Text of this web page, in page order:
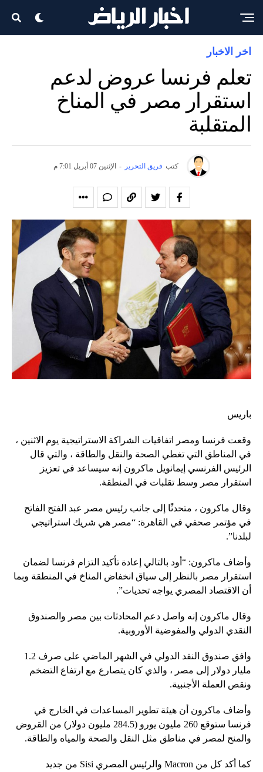
اخر الاخبار
تعلم فرنسا عروض لدعم
استقرار مصر في المناخ
المتقلبة
كتب فريق التحرير - الإثنين 07 أبريل 7:01 م
باريس
وقعت فرنسا ومصر اتفاقيات الشراكة الاستراتيجية يوم الاثنين ،
في المناطق التي تغطي الصحة والنقل والطاقة ، والتي قال
الرئيس الفرنسي إيمانويل ماكرون إنه سيساعد في تعزيز
استقرار مصر وسط تقلبات في المنطقة.
وقال ماكرون ، متحدثًا إلى جانب رئيس مصر عبد الفتح الفاتح
في مؤتمر صحفي في القاهرة: “مصر هي شريك استراتيجي
لبلدنا”.
وأضاف ماكرون: “أود بالتالي إعادة تأكيد التزام فرنسا لضمان
استقرار مصر بالنظر إلى سياق انخفاض المناخ في المنطقة وبما
أن الاقتصاد المصري يواجه تحديات”.
وقال ماكرون إنه واصل دعم المحادثات بين مصر والصندوق
النقدي الدولي والمفوضية الأوروبية.
وافق صندوق النقد الدولي في الشهر الماضي على صرف 1.2
مليار دولار إلى مصر ، والذي كان يتصارع مع ارتفاع التضخم
ونقص العملة الأجنبية.
وأضاف ماكرون أن هيئة تطوير المساعدات في الخارج في
فرنسا ستوقع 260 مليون يورو (284.5 مليون دولار) من القروض
والمنح لمصر في مناطق مثل النقل والصحة والمياه والطاقة.
كما أكد كل من Macron والرئيس المصري Sisi من جديد